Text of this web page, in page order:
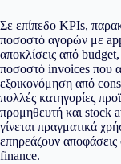
Σε επίπεδο KPIs,
ποσοστό αγορών με
αποκλίσεις από
ποσοστό invoices που
εξοικονόμηση από
πολλές κατηγορίες
προμηθευτή και stock
γίνεται πραγματικά
επηρεάζουν
finance.